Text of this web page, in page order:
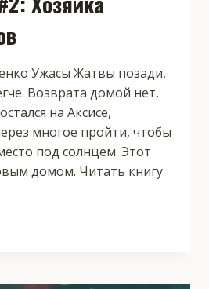
Ужасы Жатвы позади,
Возврата домой нет,
на Аксисе,
многое пройти, чтобы
под солнцем. Этот
домом. Читать книгу